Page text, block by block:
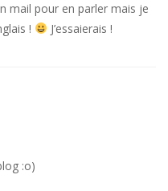
mail pour en parler mais je
!
J’essaierais !
:o)